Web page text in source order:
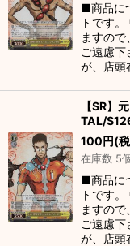
■商品に
トです
ますの
ご遠慮
が、店
【SR】
TAL/
100円(
在庫数 5
■商品に
トです
ますの
ご遠慮
が、店